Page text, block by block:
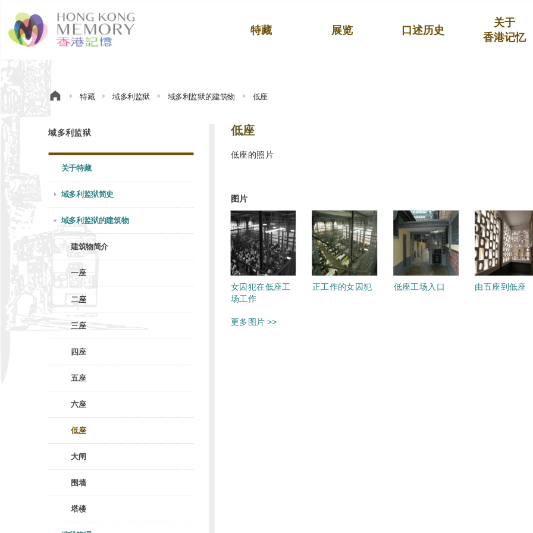
特藏 展览 口述历史
关于
香港记忆
特藏 域多利监狱 域多利监狱的建筑物 低座
域多利监狱
关于特藏
域多利监狱简史
域多利监狱的建筑物
建筑物简介
一座
二座
三座
四座
五座
六座
低座
大闸
围墙
塔楼
低座
低座的照片
图片
女囚犯在低座工
场工作
正工作的女囚犯 低座工场入口 由五座到低座
更多图片 >>